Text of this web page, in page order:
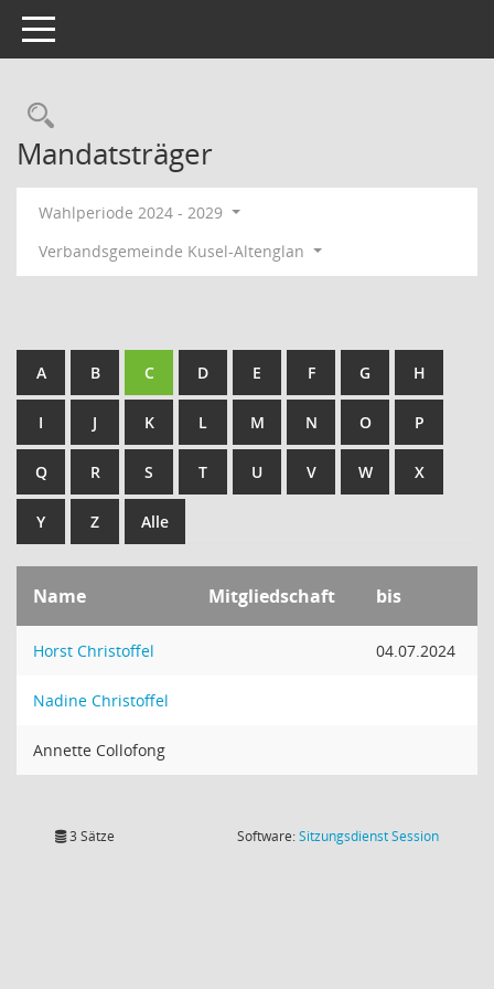
Toggle navigation
Rechercheauswahl
Mandatsträger
Wahlperiode 2024 - 2029
Verbandsgemeinde Kusel-Altenglan
A B C D E F G H
I J K L M N O P
Q R S T U V W X
Y Z Alle
Name Mitgliedschaft bis
Horst Christoffel 04.07.2024
Nadine Christoffel
Annette Collofong
3 Sätze Software:SitzungsdienstSession(Wird in